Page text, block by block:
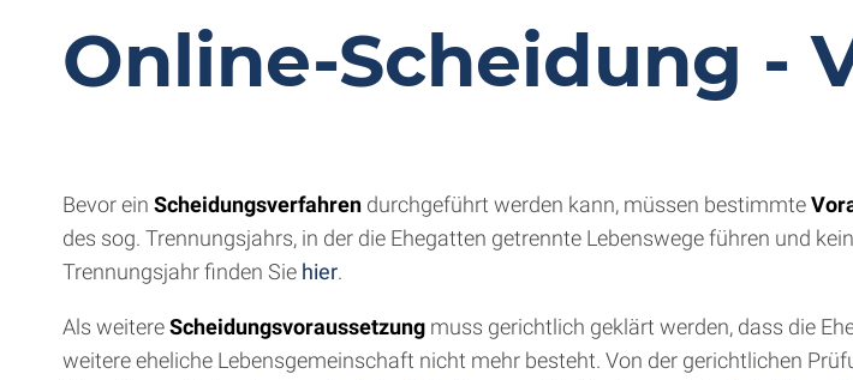
Online-Scheidung -
Bevor ein Scheidungsverfahren durchgeführt werden kann, müssen bestimmte
des sog. Trennungsjahrs, in der die Ehegatten getrennte Lebenswege führen und
Trennungsjahr finden Sie hier.
Als weitereScheidungsvoraussetzung muss gerichtlich geklärt werden, dass die
weitere eheliche Lebensgemeinschaft nicht mehr besteht. Von der gerichtlichen